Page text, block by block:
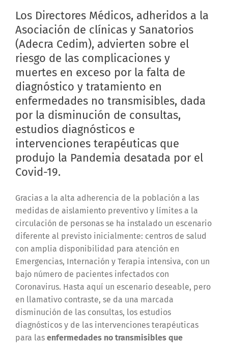
Los Directores Médicos, adheridos a la
Asociación de clínicas y Sanatorios
(Adecra Cedim), advierten sobre el
riesgo de las complicaciones y
muertes en exceso por la falta de
diagnóstico y tratamiento en
enfermedades no transmisibles, dada
por la disminución de consultas,
estudios diagnósticos e
intervenciones terapéuticas que
produjo la Pandemia desatada por el
Covid-19.
Gracias a la alta adherencia de la población a las
medidas de aislamiento preventivo y límites a la
circulación de personas se ha instalado un escenario
diferente al previsto inicialmente: centros de salud
con amplia disponibilidad para atención en
Emergencias, Internación y Terapia intensiva, con un
bajo número de pacientes infectados con
Coronavirus. Hasta aquí un escenario deseable, pero
en llamativo contraste, se da una marcada
disminución de las consultas, los estudios
diagnósticos y de las intervenciones terapéuticas
para las enfermedades no transmisibles que